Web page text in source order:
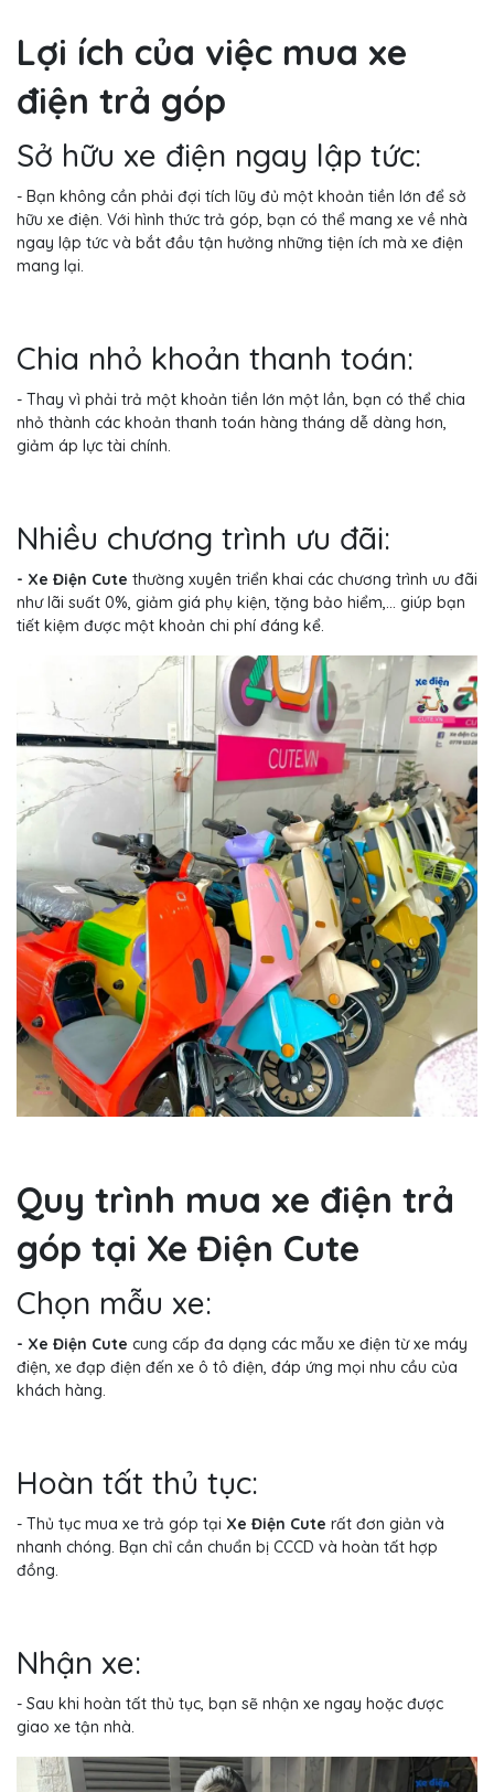
Lợi ích của việc mua xe
điện trả góp
Sở hữu xe điện ngay lập tức:
- Bạn không cần phải đợi tích lũy đủ một khoản tiền lớn để sở
hữu xe điện. Với hình thức trả góp, bạn có thể mang xe về nhà
ngay lập tức và bắt đầu tận hưởng những tiện ích mà xe điện
mang lại.
Chia nhỏ khoản thanh toán:
- Thay vì phải trả một khoản tiền lớn một lần, bạn có thể chia
nhỏ thành các khoản thanh toán hàng tháng dễ dàng hơn,
giảm áp lực tài chính.
Nhiều chương trình ưu đãi:
- Xe Điện Cute thường xuyên triển khai các chương trình ưu đãi
như lãi suất 0%, giảm giá phụ kiện, tặng bảo hiểm,... giúp bạn
tiết kiệm được một khoản chi phí đáng kể.
Quy trình mua xe điện trả
góp tại Xe Điện Cute
Chọn mẫu xe:
- Xe Điện Cute cung cấp đa dạng các mẫu xe điện từ xe máy
điện, xe đạp điện đến xe ô tô điện, đáp ứng mọi nhu cầu của
khách hàng.
Hoàn tất thủ tục:
- Thủ tục mua xe trả góp tại Xe Điện Cute rất đơn giản và
nhanh chóng. Bạn chỉ cần chuẩn bị CCCD và hoàn tất hợp
đồng.
Nhận xe:
- Sau khi hoàn tất thủ tục, bạn sẽ nhận xe ngay hoặc được
giao xe tận nhà.